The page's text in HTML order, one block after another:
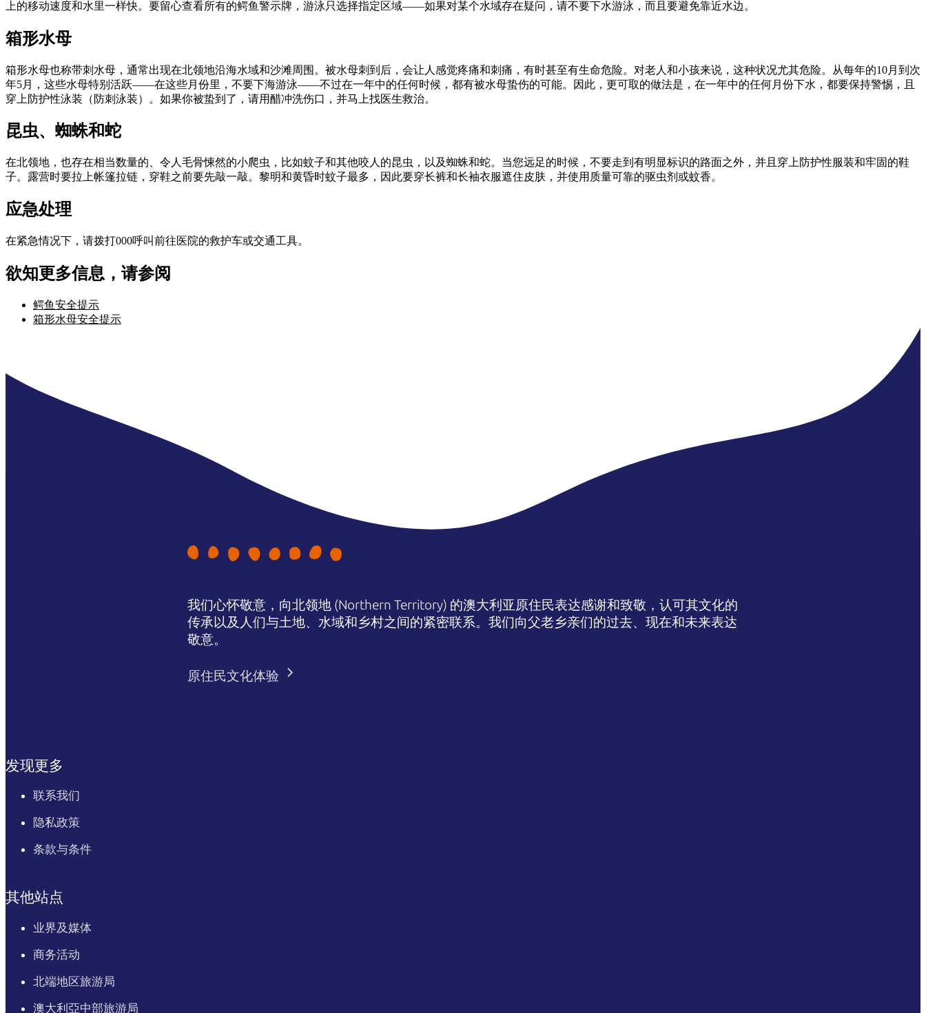
上的移动速度和水里一样快。要留心查看所有的鳄鱼警示牌，游泳只选择指定区域——如果对某个水域存在疑问，请不要下水游泳，而且要避免靠近水边。
箱形水母
箱形水母也称带刺水母，通常出现在北领地沿海水域和沙滩周围。被水母刺到后，会让人感觉疼痛和刺痛，有时甚至有生命危险。对老人和小孩来说，这种状况尤其危险。从每年的10月到次
年5月，这些水母特别活跃——在这些月份里，不要下海游泳——不过在一年中的任何时候，都有被水母蛰伤的可能。因此，更可取的做法是，在一年中的任何月份下水，都要保持警惕，且
穿上防护性泳装（防刺泳装）。如果你被蛰到了，请用醋冲洗伤口，并马上找医生救治。
昆虫、蜘蛛和蛇
在北领地，也存在相当数量的、令人毛骨悚然的小爬虫，比如蚊子和其他咬人的昆虫，以及蜘蛛和蛇。当您远足的时候，不要走到有明显标识的路面之外，并且穿上防护性服装和牢固的鞋
子。露营时要拉上帐篷拉链，穿鞋之前要先敲一敲。黎明和黄昏时蚊子最多，因此要穿长裤和长袖衣服遮住皮肤，并使用质量可靠的驱虫剂或蚊香。
应急处理
在紧急情况下，请拨打000呼叫前往医院的救护车或交通工具。
欲知更多信息，请参阅
鳄鱼安全提示
箱形水母安全提示
我们心怀敬意，向北领地 (Northern Territory) 的澳大利亚原住民表达感谢和致敬，认可其文化的
传承以及人们与土地、水域和乡村之间的紧密联系。我们向父老乡亲们的过去、现在和未来表达
敬意。
原住民文化体验
发现更多
联系我们
隐私政策
条款与条件
其他站点
业界及媒体
商务活动
北端地区旅游局
澳大利亞中部旅游局